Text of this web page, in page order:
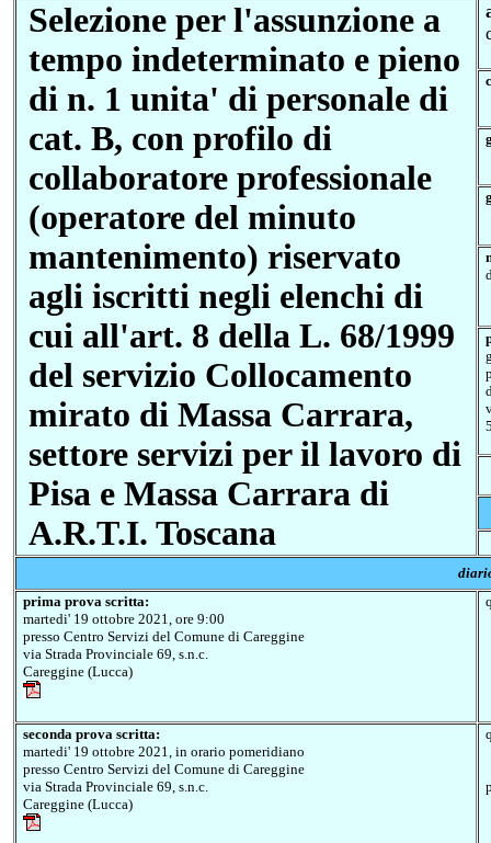
Selezione per l'assunzione a
tempo indeterminato e pieno
di n. 1 unita' di personale di
cat. B, con profilo di
collaboratore professionale
(operatore del minuto
mantenimento) riservato
agli iscritti negli elenchi di
cui all'art. 8 della L. 68/1999
del servizio Collocamento
mirato di Massa Carrara,
settore servizi per il lavoro di
Pisa e Massa Carrara di
A.R.T.I. Toscana
prima prova scritta:
martedi' 19 ottobre 2021, ore 9:00
presso Centro Servizi del Comune di Careggine
via Strada Provinciale 69, s.n.c.
Careggine (Lucca)
seconda prova scritta:
martedi' 19 ottobre 2021, in orario pomeridiano
presso Centro Servizi del Comune di Careggine
via Strada Provinciale 69, s.n.c.
Careggine (Lucca)